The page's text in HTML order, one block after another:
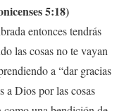
5:18)
entonces tendrás
las cosas no te vayan
a “dar gracias
a Dios por las cosas